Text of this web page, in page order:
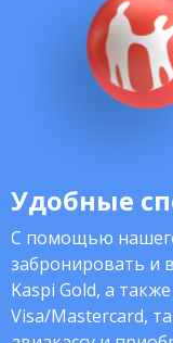
Удобные
С помощью
забронировать и
Kaspi Gold, а
Visa/Mastercard,